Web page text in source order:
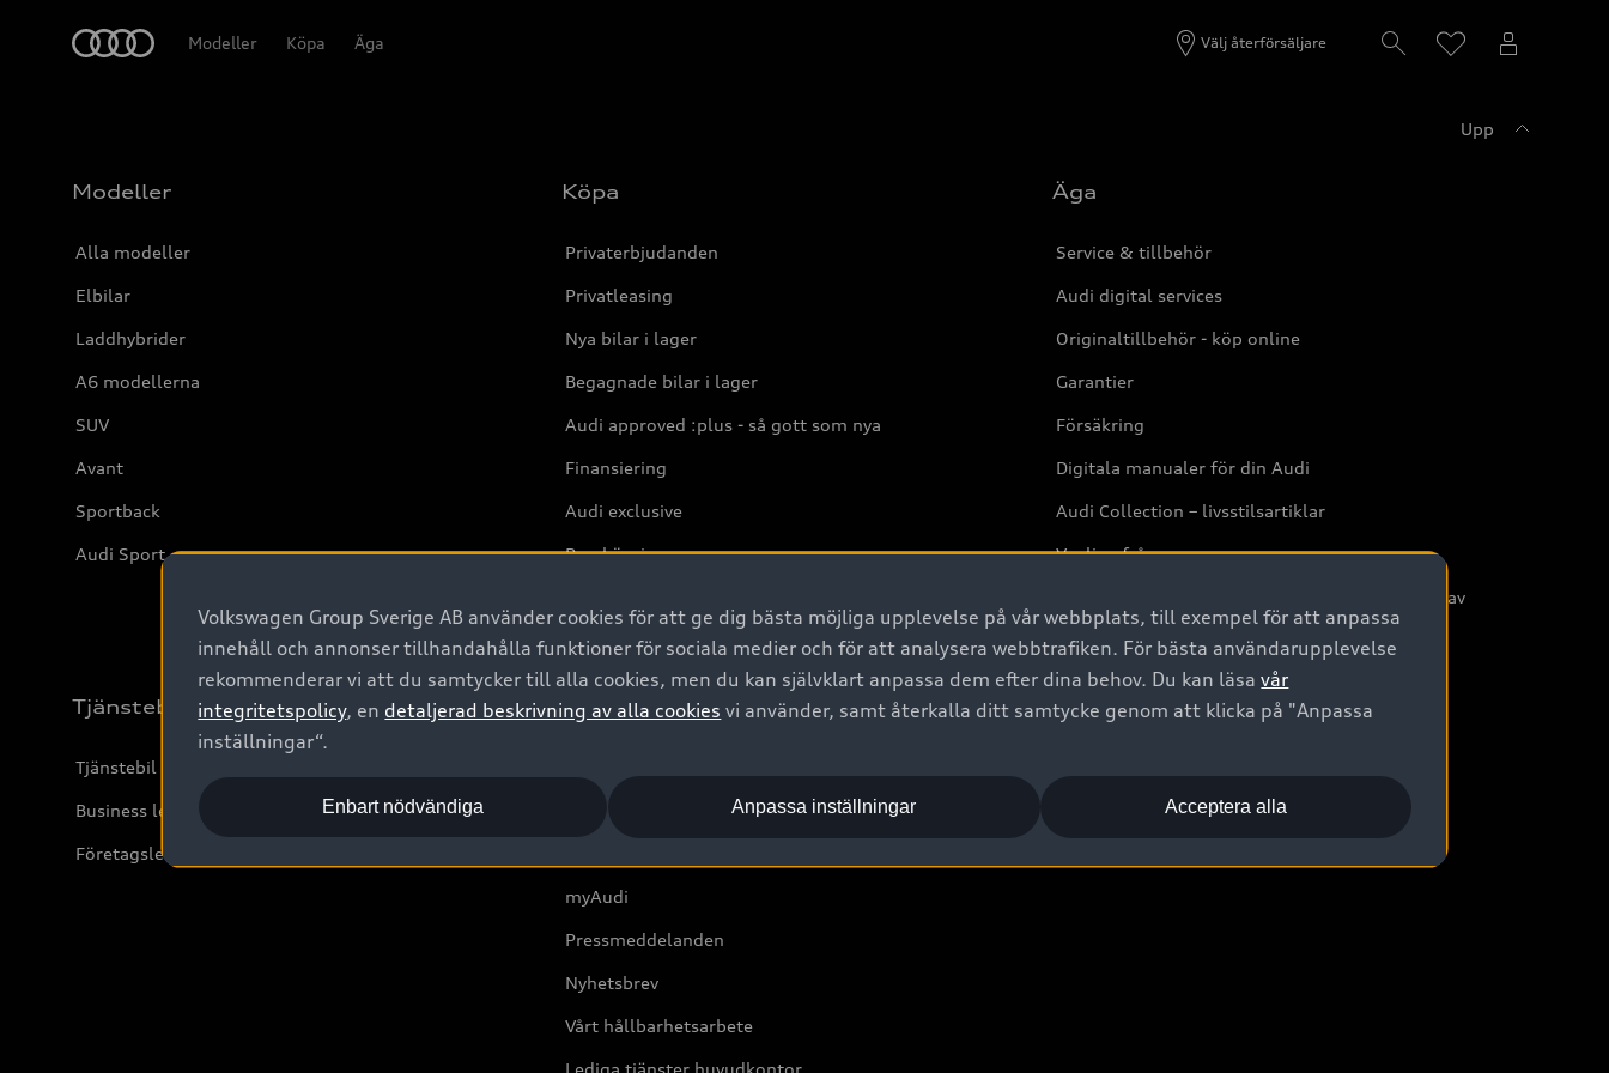
Modeller Köpa Äga Välj återförsäljare
Upp
Modeller
Alla modeller
Elbilar
Laddhybrider
A6 modellerna
SUV
Avant
Sportback
Audi Sport
Köpa
Privaterbjudanden
Privatleasing
Nya bilar i lager
Begagnade bilar i lager
Audi approved :plus - så gott som nya
Finansiering
Audi exclusive
Provkörning
Äga
Service & tillbehör
Audi digital services
Originaltillbehör - köp online
Garantier
Försäkring
Digitala manualer för din Audi
Audi Collection – livsstilsartiklar
Vanliga frågor
2G/3G nätet stängs ned - Hur påverkas min bil av
detta?
Tjänstebil
Tjänstebil
Business lease online
Företagsleasing
Om Audi Sverige
Boka Service online
myAudi
Pressmeddelanden
Nyhetsbrev
Vårt hållbarhetsarbete
Lediga tjänster huvudkontor
Volkswagen Group Sverige AB använder cookies för att ge dig bästa möjliga upplevelse på vår webbplats, till exempel för att anpassa
innehåll och annonser tillhandahålla funktioner för sociala medier och för att analysera webbtrafiken. För bästa användarupplevelse
rekommenderar vi att du samtycker till alla cookies, men du kan självklart anpassa dem efter dina behov. Du kan läsavår
integritetspolicy, en detaljerad beskrivning av alla cookies vi använder, samt återkalla ditt samtycke genom att klicka på "Anpassa
inställningar“.
Acceptera alla
Enbart nödvändiga Anpassa inställningar